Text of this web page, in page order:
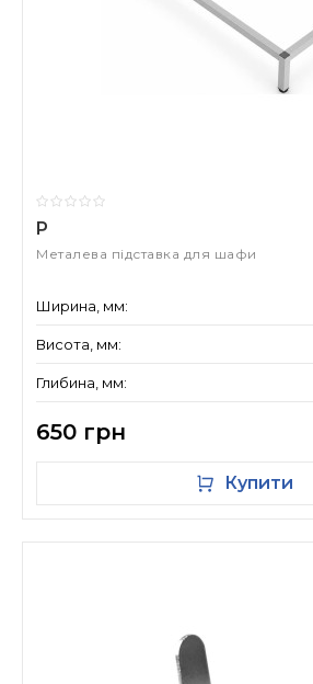
P
Металева підставка для шафи
Ширина, мм:
Висота, мм:
Глибина, мм:
650 грн
Купити